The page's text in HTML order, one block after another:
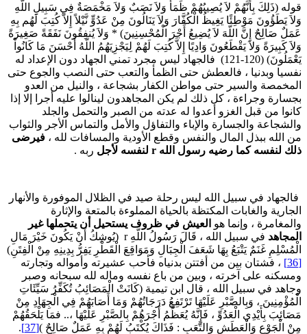
(ذَلِكَ بِأَنَّهُمْ لاَ يُصِيبُهُمْ ظَمَأٌ وَلاَ نَصَبٌ وَلاَ مَخْمَصَةٌ فِي سَبِيلِ اللّهِ
يَطَؤُونَ مَوْطِئًا يَغِيظُ الْكُفَّارَ وَلاَ يَنَالُونَ مِنْ عَدُوٍّ نَّيْلاً إِلاَّ كُتِبَ لَهُم بِهِ
صَالِحٌ إِنَّ اللّهَ لاَ يُضِيعُ أَجْرَ الْمُحْسِنِينَ) * وَلاَ يُنفِقُونَ نَفَقَةً صَغِيرَةً
كَبِيرَةً وَلاَ يَقْطَعُونَ وَادِيًا إِلاَّ كُتِبَ لَهُمْ لِيَجْزِيَهُمُ اللّهُ أَحْسَنَ مَا كَانُواْ
يَعْمَلُونَ) (120-121) فالجهاد ليس مجرد تمني الجهاد دون الإعداد له
وبدنيا ، فالعطش حتى الظمأ والتعب حتى النصب والجوع حتى
والسير حتى مواطن الكفار بشجاعة ، والنيل من العدو
وجراءة ، كل ذلك لم يكن المجاهدون لينالوا عليه أجرا إلا إذا
من قبل الغزو أعدوا له عدته من الصبر والتحمل والجلد
والجسارة والإباء والتفاؤل والأمل والتماس الأجر والثواب
الله ببذل المال والنفس وقطع الأودية والمسافات لله ، فيرضى
لنفسه كما رضيه رسول اللهr لنفسه لأجلربه .
في سبيل الله ليس رحلة صيد في الظلال الموفورة والأنهار
والغابات المكتظة بالحياة المملوءة بالمتعة والإثارة
، وإنما هوالعيش في ظروف يستحيل أن يتحملها غير
في سبيل الله ، قَالَ رَسُولُ اللَّهِ r (يُوشِكُ أَنْ يَكُونَ خَيْرَ مَالِ
غَنَمٌ يَتْبَعُ بِهَا شَعَفَ الْجِبَالِ وَمَوَاقِعَ الْقَطْرِ يَفِرُّ بِدِينِهِ مِنْ الْفِتَنِ)
، فشتان بين من أفتتن بدنياه فأحب عشيرته وأمواله وتجارته
على آخرته ، وبين من باع نفسه وماله لله سبحانه وصبر
في سبيل الله ، قال ابن تيمية (كَانَتْ الْمَصَائِبُ تُكَفِّرُ سَيِّئَاتِ
، وَبِالصَّبْرِ عَلَيْهَا تَرْتَفِعُ دَرَجَاتُهُمْ وَمَا أَصَابَهُمْ فِي الْجِهَادِ مِنْ
بِأَيْدِي الْعَدُوِّ ، فَإِنَّهُ يُعَظِّمُ أَجْرَهُمْ بِالصَّبْرِ عَلَيْهَا ،.. فمَا يَلْحَقُهُمْ
الْجَوْعِ وَالْعَطَشِ وَالتَّعَبِ : فَذَاكَ يُكْتَبُ لَهُمْ بِهِ عَمَلٌ صَالِحٌ )[37]
.